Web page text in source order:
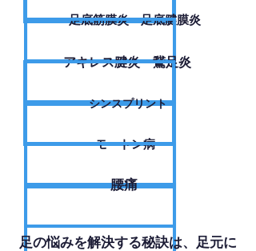
足底筋膜炎・足底腱膜炎
アキレス腱炎・鵞足炎
シンスプリント
モートン病
腰痛
足の悩みを解決する秘訣は、足元に